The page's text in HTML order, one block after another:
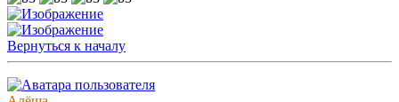
Вернуться к началу